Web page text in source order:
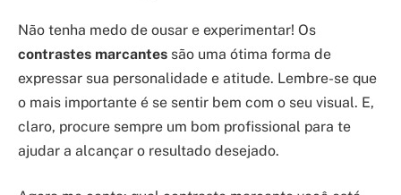
Não tenha medo de ousar e experimentar! Os
contrastes marcantes são uma ótima forma de
expressar sua personalidade e atitude. Lembre-se que
o mais importante é se sentir bem com o seu visual. E,
claro, procure sempre um bom profissional para te
ajudar a alcançar o resultado desejado.